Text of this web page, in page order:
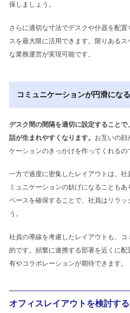
保しましょう。
さらに適切な寸法でデスクや什器を配
スを最大限に活用できます。限りある
な業務運営が実現可能です。
コミュニケーションが円滑になる
デスク間の間隔を適切に設定すること
話が生まれやすくなります。 お互いの顔
ケーションのきっかけを作ってくれるの
一方で過度に密集したレイアウトは、
ミュニケーションの妨げになることも
ペースを確保することで、社員はリラ
う。
社員の導線を考慮したレイアウトも、
的です。頻繁に連携する部署を近くに
有やコラボレーションが期待できます。
オフィスレイアウトを検討す